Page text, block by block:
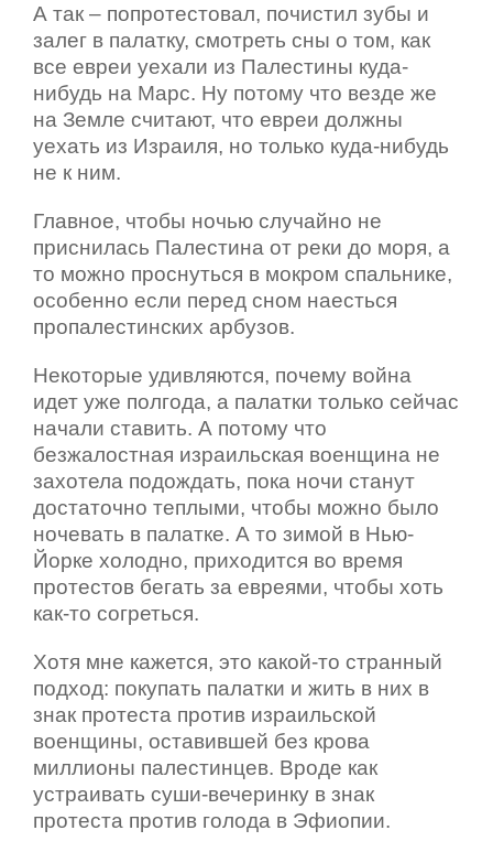
А так – попротестовал, почистил зубы и
залег в палатку, смотреть сны о том, как
все евреи уехали из Палестины куда-
нибудь на Марс. Ну потому что везде же
на Земле считают, что евреи должны
уехать из Израиля, но только куда-нибудь
не к ним.
Главное, чтобы ночью случайно не
приснилась Палестина от реки до моря, а
то можно проснуться в мокром спальнике,
особенно если перед сном наесться
пропалестинских арбузов.
Некоторые удивляются, почему война
идет уже полгода, а палатки только сейчас
начали ставить. А потому что
безжалостная израильская военщина не
захотела подождать, пока ночи станут
достаточно теплыми, чтобы можно было
ночевать в палатке. А то зимой в Нью-
Йорке холодно, приходится во время
протестов бегать за евреями, чтобы хоть
как-то согреться.
Хотя мне кажется, это какой-то странный
подход: покупать палатки и жить в них в
знак протеста против израильской
военщины, оставившей без крова
миллионы палестинцев. Вроде как
устраивать суши-вечеринку в знак
протеста против голода в Эфиопии.